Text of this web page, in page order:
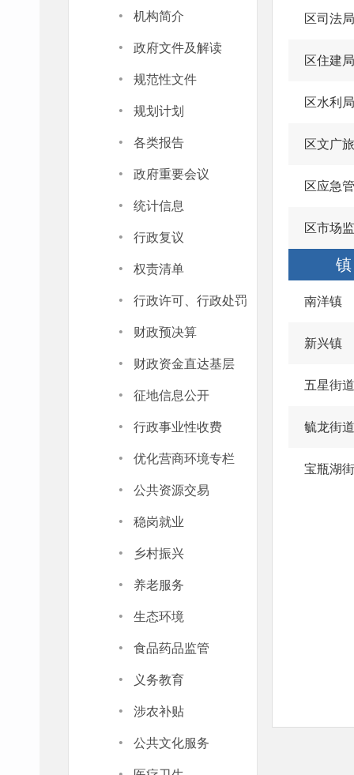
· 机构简介
· 政府文件及解读
· 规范性文件
· 规划计划
· 各类报告
· 政府重要会议
· 统计信息
· 行政复议
· 权责清单
· 行政许可、行政处罚
· 财政预决算
· 财政资金直达基层
· 征地信息公开
· 行政事业性收费
· 优化营商环境专栏
· 公共资源交易
· 稳岗就业
· 乡村振兴
· 养老服务
· 生态环境
· 食品药品监管
· 义务教育
· 涉农补贴
· 公共文化服务
区司法局
区住建局
区水利局
区文广
区应急
区市场
南洋镇
新兴镇
五星街道
毓龙街道
宝瓶湖